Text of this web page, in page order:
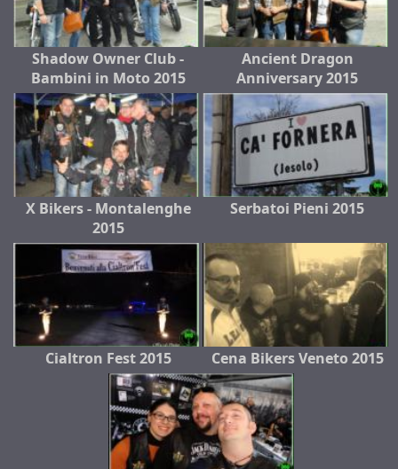
Shadow Owner Club -
Bambini in Moto 2015
Ancient Dragon
Anniversary 2015
X Bikers - Montalenghe
2015
Serbatoi Pieni 2015
Cialtron Fest 2015 Cena Bikers Veneto 2015